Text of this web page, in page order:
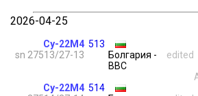
2026-04-25
Су-22М4
sn 27513/27-13
513
Болгария -
ВВС
edited
Су-22М4 514